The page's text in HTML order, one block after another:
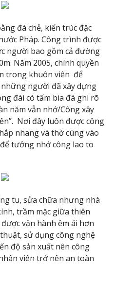
đá chẻ, kiến trúc đặc
Pháp. Công trình được
người bao gồm cả đường
Năm 2005, chính quyền
trong khuôn viên để
người đã xây dựng
đài có tấm bia đá ghi rõ
năm vẫn nhớ/Công xây
Nơi đây luôn được công
nhang và thờ cúng vào
tưởng nhớ công lao to
tu, sửa chữa nhưng nhà
trầm mặc giữa thiên
vận hành êm ái hơn
sử dụng công nghệ
độ sản xuất nên công
viên trở nên an toàn